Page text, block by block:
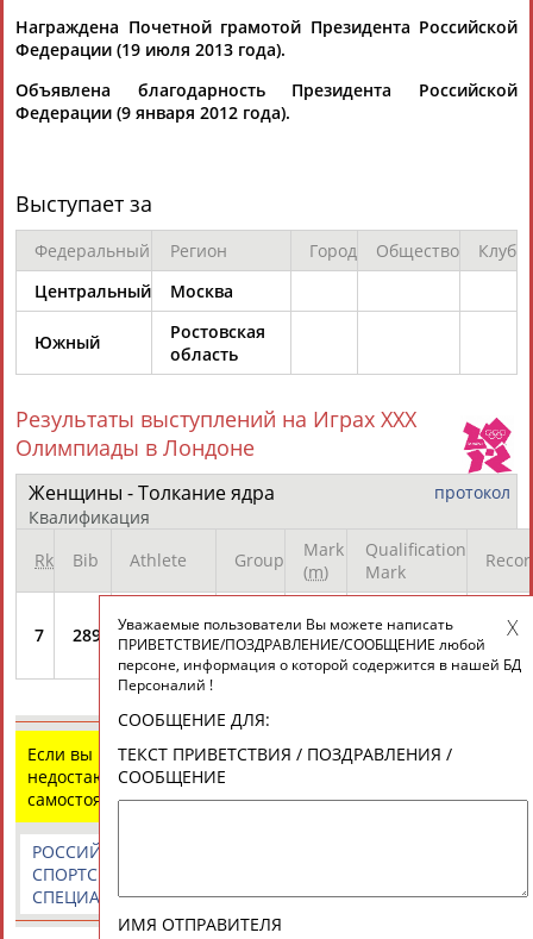
ТАБЛО АКТИВНОСТИ
Вопросы сотрудничества и совместной деятельностиinform@infosport.ru
Разработка и поддержка ООО НАИТ «Стадион»
Адресов в новостной рассылке: 996
Подпишись
Награждена Почетной грамотой Президента Российской
Федерации (19 июля 2013 года).
Объявлена благодарность Президента Российской
Федерации (9 января 2012 года).
Выступает за
Федеральный Регион Город Общество
Клуб
Центральный
Москва
Южный
Ростовская
область
Результаты выступлений на Играх XXX
Олимпиады в Лондоне
протокол
Женщины - Толкание ядра
Квалификация
Rk
Bib Athlete Group
Mark
(m)
Qualification
Mark
7 2898
TARASOVA
Irina
B 18.76 q
Если вы нашли ошибку в данных или имеете
недостающую информацию, внесите изменения
самостоятельно
КОММЕНТАРИИ
ОРГАНИЗАЦИИ
РОССИЙСКИЕ
СПОРТСМЕНЫ,
СПЕЦИАЛИСТЫ
Уважаемые пользователи Вы можете написать
ПРИВЕТСТВИЕ/ПОЗДРАВЛЕНИЕ/СООБЩЕНИЕ любой
персоне, информация о которой содержится в нашей БД
Персоналий !
СООБЩЕНИЕ ДЛЯ:
ТЕКСТ ПРИВЕТСТВИЯ / ПОЗДРАВЛЕНИЯ /
СООБЩЕНИЕ
ИМЯ ОТПРАВИТЕЛЯ